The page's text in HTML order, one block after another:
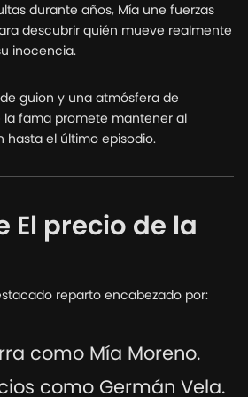
durante años, Mía une fuerzas
descubrir quién mueve realmente
inocencia.
guion y una atmósfera de
la fama promete mantener al
hasta el último episodio.
El precio de la
reparto encabezado por:
como Mía Moreno.
como Germán Vela.